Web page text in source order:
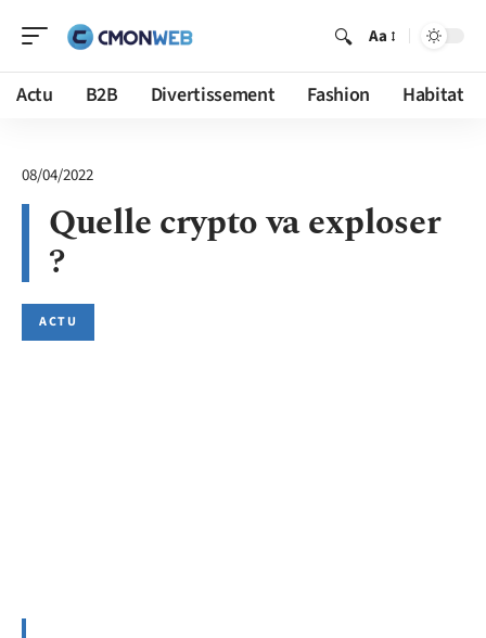
Aa
Actu B2B Divertissement Fashion Habitat
08/04/2022
Quelle crypto va exploser
?
ACTU